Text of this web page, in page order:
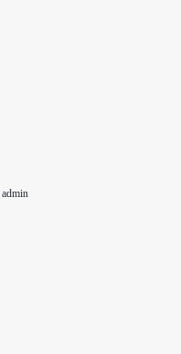
admin